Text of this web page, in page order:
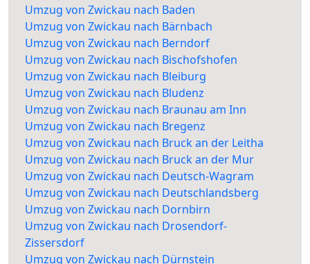
Umzug von Zwickau nach Baden
Umzug von Zwickau nach Bärnbach
Umzug von Zwickau nach Berndorf
Umzug von Zwickau nach Bischofshofen
Umzug von Zwickau nach Bleiburg
Umzug von Zwickau nach Bludenz
Umzug von Zwickau nach Braunau am Inn
Umzug von Zwickau nach Bregenz
Umzug von Zwickau nach Bruck an der Leitha
Umzug von Zwickau nach Bruck an der Mur
Umzug von Zwickau nach Deutsch-Wagram
Umzug von Zwickau nach Deutschlandsberg
Umzug von Zwickau nach Dornbirn
Umzug von Zwickau nach Drosendorf-
Zissersdorf
Umzug von Zwickau nach Dürnstein